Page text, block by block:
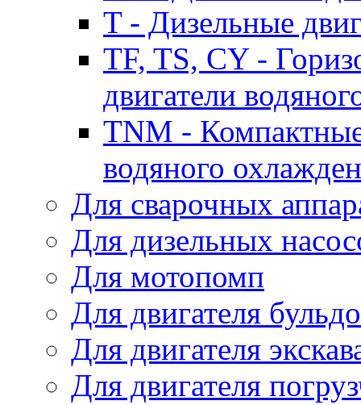
T - Дизельные
TF, TS, CY -
двигатели
TNM -
водяного
Для сварочных
Для дизельных
Для мотопомп
Для двигателя
Для двигателя
Для двигателя